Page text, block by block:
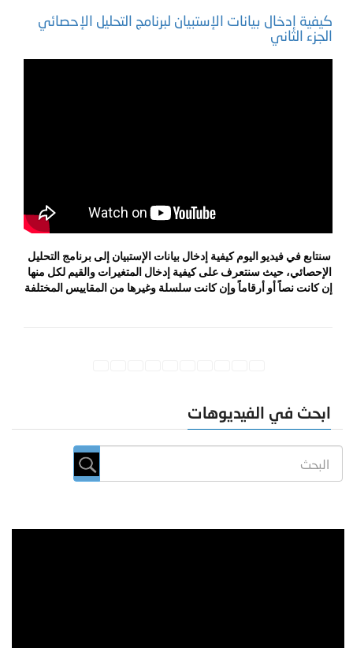
كيفية إدخال بيانات الإستبيان لبرنامج التحليل الإحصائي
الجزء الثاني
إن كانت نصاً أو أرقاماً وإن كانت سلسلة وغيرها من المقاييس المختلفة
ابحث في الفيديوهات